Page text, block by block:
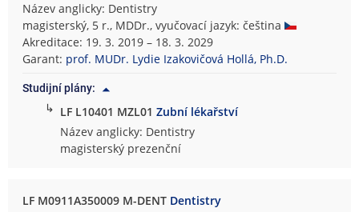
Název anglicky: Dentistry
magisterský, 5 r., MDDr., vyučovací jazyk: čeština
Akreditace: 19. 3. 2019 – 18. 3. 2029
Garant: prof. MUDr. Lydie Izakovičová Hollá, Ph.D.
Studijní plány:
↳ LF L10401 MZL01Zubní lékařství
Název anglicky: Dentistry
magisterský prezenční
LF M0911A350009 M-DENT Dentistry